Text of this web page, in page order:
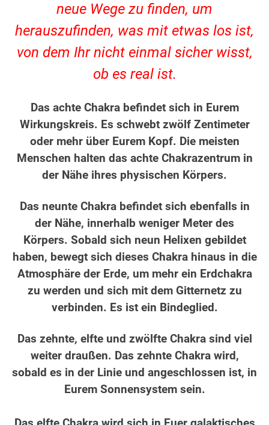
neue Wege zu finden, um
herauszufinden, was mit etwas los ist,
von dem Ihr nicht einmal sicher wisst,
ob es real ist.
Das achte Chakra befindet sich in Eurem
Wirkungskreis. Es schwebt zwölf Zentimeter
oder mehr über Eurem Kopf. Die meisten
Menschen halten das achte Chakrazentrum in
der Nähe ihres physischen Körpers.
Das neunte Chakra befindet sich ebenfalls in
der Nähe, innerhalb weniger Meter des
Körpers. Sobald sich neun Helixen gebildet
haben, bewegt sich dieses Chakra hinaus in die
Atmosphäre der Erde, um mehr ein Erdchakra
zu werden und sich mit dem Gitternetz zu
verbinden. Es ist ein Bindeglied.
Das zehnte, elfte und zwölfte Chakra sind viel
weiter draußen. Das zehnte Chakra wird,
sobald es in der Linie und angeschlossen ist, in
Eurem Sonnensystem sein.